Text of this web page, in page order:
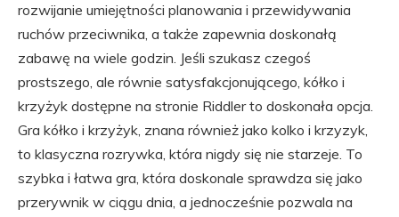
rozwijanie umiejętności planowania i przewidywania
ruchów przeciwnika, a także zapewnia doskonałą
zabawę na wiele godzin. Jeśli szukasz czegoś
prostszego, ale równie satysfakcjonującego, kółko i
krzyżyk dostępne na stronie Riddler to doskonała opcja.
Gra kółko i krzyżyk, znana również jako kolko i krzyzyk,
to klasyczna rozrywka, która nigdy się nie starzeje. To
szybka i łatwa gra, która doskonale sprawdza się jako
przerywnik w ciągu dnia, a jednocześnie pozwala na